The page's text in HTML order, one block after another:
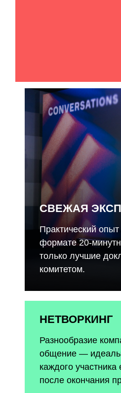
СВЕЖАЯ
Практический
формате 20-
только лучшие
комитетом.
НЕТВОРКИНГ
Разнообразие
общение —
каждого
после окончания